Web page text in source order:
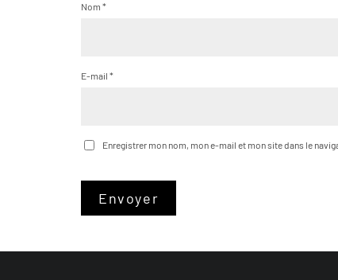
Nom *
E-mail *
Enregistrer mon nom, mon e-mail et mon site dans le